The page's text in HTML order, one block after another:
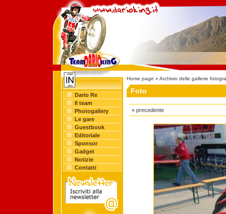
Dario Re
Il team
Photogallery
Le gare
Guestbook
Editoriale
Sponsor
Gadget
Notizie
Contatti
Home page » Archivio delle gallerie
Foto
« precedente